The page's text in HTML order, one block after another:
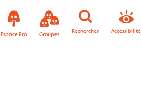
Espace Pro Groupes Rechercher Accessibilité